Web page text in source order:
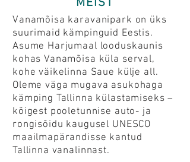
MEIST
Vanamõisa karavanipark on üks
suurimaid kämpinguid Eestis.
Asume Harjumaal looduskaunis
kohas Vanamõisa küla serval,
kohe väikelinna Saue külje all.
Oleme väga mugava asukohaga
kämping Tallinna külastamiseks –
kõigest pooletunnise auto- ja
rongisõidu kaugusel UNESCO
maailmapärandisse kantud
Tallinna vanalinnast.